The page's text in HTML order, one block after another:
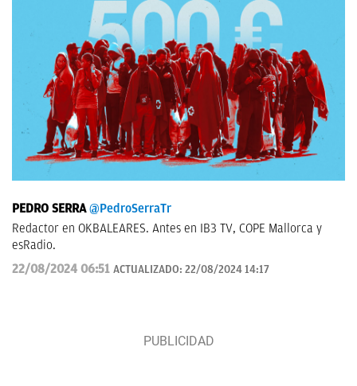
PEDRO SERRA @PedroSerraTr
Redactor en OKBALEARES. Antes en IB3 TV, COPE Mallorca y
esRadio.
22/08/2024 06:51 ACTUALIZADO: 22/08/2024 14:17